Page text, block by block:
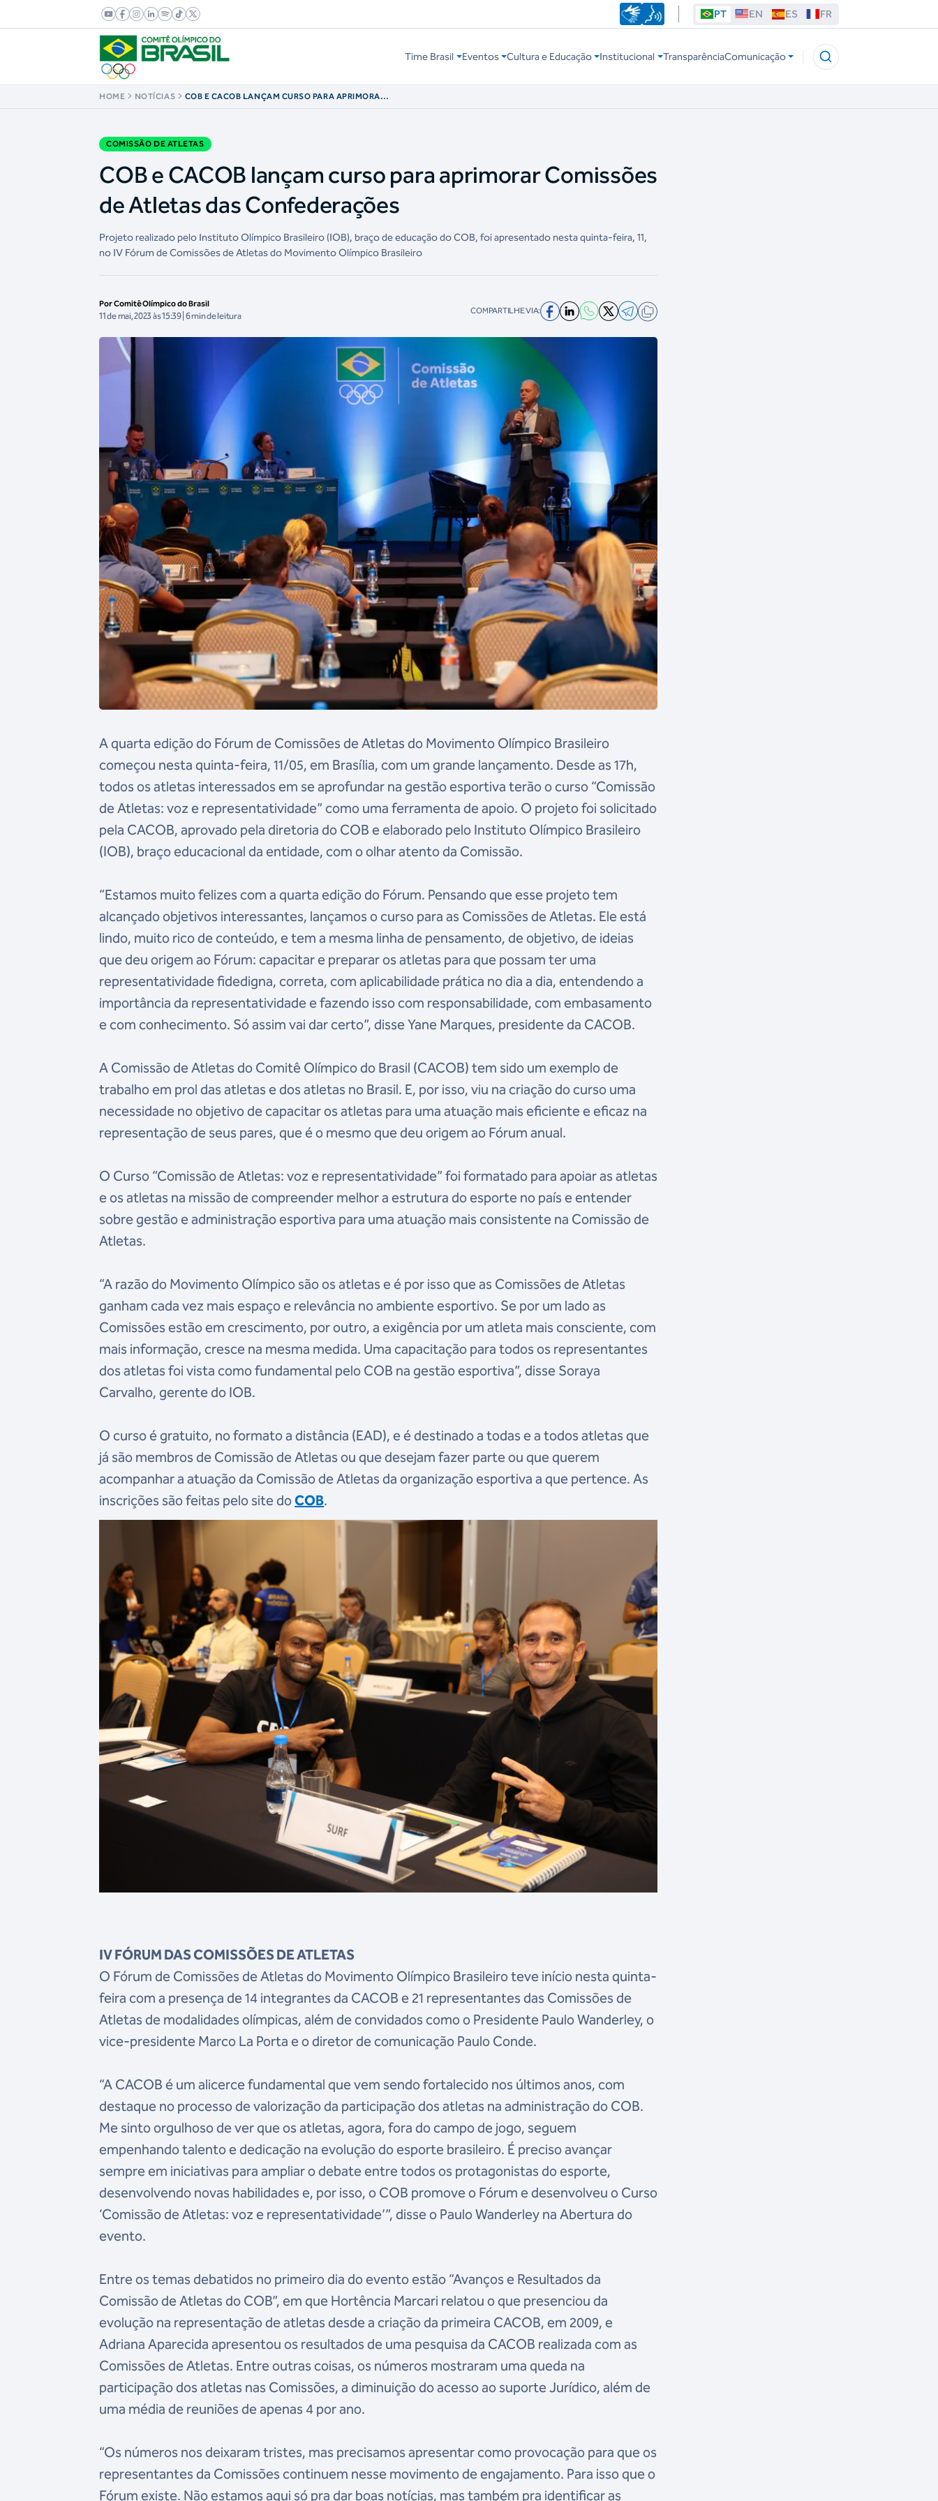
PT EN ES FR
Time Brasil Eventos Cultura e Educação Institucional TransparênciaComunicação
HOME NOTÍCIAS
COB E CACOB LANÇAM CURSO PARA APRIMORAR
COMISSÃO DE ATLETAS
COB e CACOB lançam curso para aprimorar Comissões
de Atletas das Confederações
Projeto realizado pelo Instituto Olímpico Brasileiro (IOB), braço de educação do COB, foi apresentado nesta quinta-feira, 11,
no IV Fórum de Comissões de Atletas do Movimento Olímpico Brasileiro
Por Comitê Olímpico do Brasil
11 de mai, 2023 às 15:39 | 6 min de leitura COMPARTILHE VIA:
A quarta edição do Fórum de Comissões de Atletas do Movimento Olímpico Brasileiro
começou nesta quinta-feira, 11/05, em Brasília, com um grande lançamento. Desde as 17h,
todos os atletas interessados em se aprofundar na gestão esportiva terão o curso “Comissão
de Atletas: voz e representatividade” como uma ferramenta de apoio. O projeto foi solicitado
pela CACOB, aprovado pela diretoria do COB e elaborado pelo Instituto Olímpico Brasileiro
(IOB), braço educacional da entidade, com o olhar atento da Comissão.
“Estamos muito felizes com a quarta edição do Fórum. Pensando que esse projeto tem
alcançado objetivos interessantes, lançamos o curso para as Comissões de Atletas. Ele está
lindo, muito rico de conteúdo, e tem a mesma linha de pensamento, de objetivo, de ideias
que deu origem ao Fórum: capacitar e preparar os atletas para que possam ter uma
representatividade fidedigna, correta, com aplicabilidade prática no dia a dia, entendendo a
importância da representatividade e fazendo isso com responsabilidade, com embasamento
e com conhecimento. Só assim vai dar certo”, disse Yane Marques, presidente da CACOB.
A Comissão de Atletas do Comitê Olímpico do Brasil (CACOB) tem sido um exemplo de
trabalho em prol das atletas e dos atletas no Brasil. E, por isso, viu na criação do curso uma
necessidade no objetivo de capacitar os atletas para uma atuação mais eficiente e eficaz na
representação de seus pares, que é o mesmo que deu origem ao Fórum anual.
O Curso “Comissão de Atletas: voz e representatividade” foi formatado para apoiar as atletas
e os atletas na missão de compreender melhor a estrutura do esporte no país e entender
sobre gestão e administração esportiva para uma atuação mais consistente na Comissão de
Atletas.
“A razão do Movimento Olímpico são os atletas e é por isso que as Comissões de Atletas
ganham cada vez mais espaço e relevância no ambiente esportivo. Se por um lado as
Comissões estão em crescimento, por outro, a exigência por um atleta mais consciente, com
mais informação, cresce na mesma medida. Uma capacitação para todos os representantes
dos atletas foi vista como fundamental pelo COB na gestão esportiva”, disse Soraya
Carvalho, gerente do IOB.
O curso é gratuito, no formato a distância (EAD), e é destinado a todas e a todos atletas que
já são membros de Comissão de Atletas ou que desejam fazer parte ou que querem
acompanhar a atuação da Comissão de Atletas da organização esportiva a que pertence. As
inscrições são feitas pelo site doCOB.
IV FÓRUM DAS COMISSÕES DE ATLETAS
O Fórum de Comissões de Atletas do Movimento Olímpico Brasileiro teve início nesta quinta-
feira com a presença de 14 integrantes da CACOB e 21 representantes das Comissões de
Atletas de modalidades olímpicas, além de convidados como o Presidente Paulo Wanderley, o
vice-presidente Marco La Porta e o diretor de comunicação Paulo Conde.
“A CACOB é um alicerce fundamental que vem sendo fortalecido nos últimos anos, com
destaque no processo de valorização da participação dos atletas na administração do COB.
Me sinto orgulhoso de ver que os atletas, agora, fora do campo de jogo, seguem
empenhando talento e dedicação na evolução do esporte brasileiro. É preciso avançar
sempre em iniciativas para ampliar o debate entre todos os protagonistas do esporte,
desenvolvendo novas habilidades e, por isso, o COB promove o Fórum e desenvolveu o Curso
‘Comissão de Atletas: voz e representatividade’”, disse o Paulo Wanderley na Abertura do
evento.
Entre os temas debatidos no primeiro dia do evento estão “Avanços e Resultados da
Comissão de Atletas do COB”, em que Hortência Marcari relatou o que presenciou da
evolução na representação de atletas desde a criação da primeira CACOB, em 2009, e
Adriana Aparecida apresentou os resultados de uma pesquisa da CACOB realizada com as
Comissões de Atletas. Entre outras coisas, os números mostraram uma queda na
participação dos atletas nas Comissões, a diminuição do acesso ao suporte Jurídico, além de
uma média de reuniões de apenas 4 por ano.
“Os números nos deixaram tristes, mas precisamos apresentar como provocação para que os
representantes da Comissões continuem nesse movimento de engajamento. Para isso que o
Fórum existe. Não estamos aqui só pra dar boas notícias, mas também pra identificar as